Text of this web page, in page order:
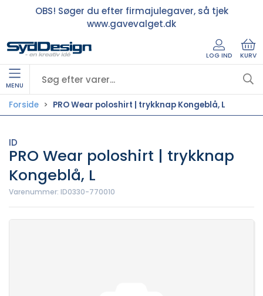
OBS! Søger du efter firmajulegaver, så tjek
www.gavevalget.dk
LOG IND KURV
MENU
Forside PRO Wear poloshirt | trykknap Kongeblå, L
ID
PRO Wear poloshirt | trykknap
Kongeblå, L
Varenummer: ID0330-770010